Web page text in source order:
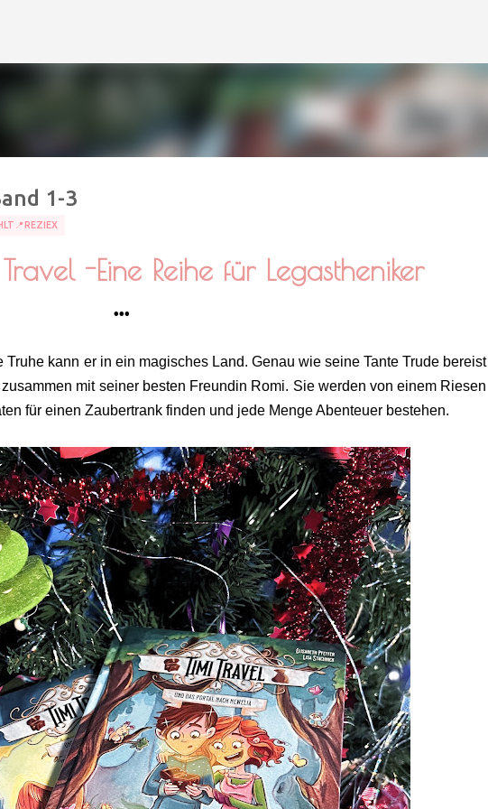
1-3
Travel -Eine Reihe für Legastheniker
•••
kann er in ein magisches Land. Genau wie seine Tante Trude bereist
mit seiner besten Freundin Romi. Sie werden von einem Riesen
für einen Zaubertrank finden und jede Menge Abenteuer bestehen.